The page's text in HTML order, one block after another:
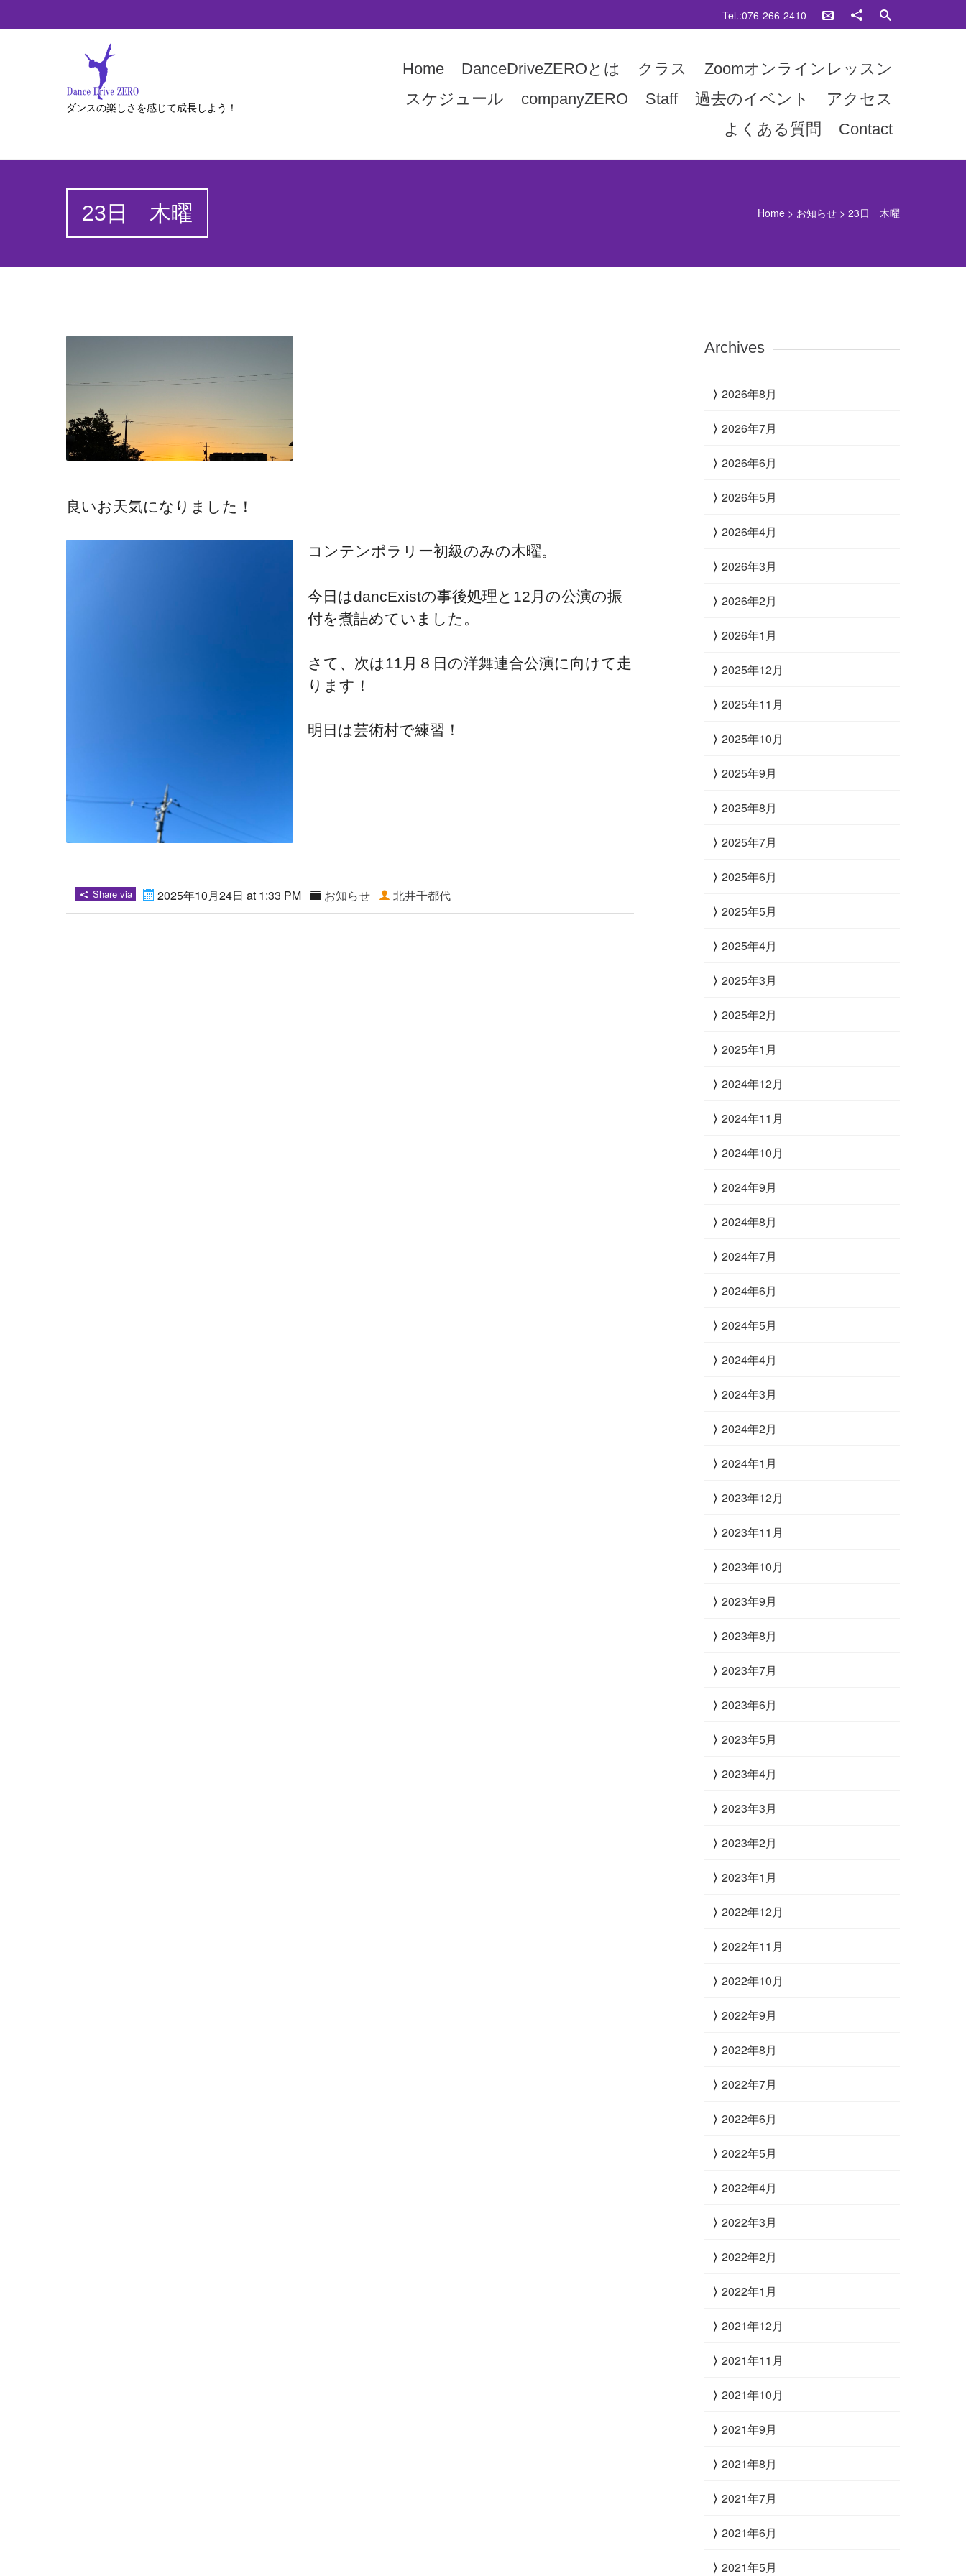
Tel.:076-266-2410
ダンスの楽しさを感じて成長しよう！
Home DanceDriveZEROとは クラス
Zoomオンラインレッスン
スケジュール
companyZERO Staff 過去のイベント
アクセス
よくある質問
Contact
23日 木曜 Home > お知らせ >23日 木曜
良いお天気になりました！
コンテンポラリー初級のみの木曜。
今日はdancExistの事後処理と12月の公演の振
付を煮詰めていました。
さて、次は11月８日の洋舞連合公演に向けて走
ります！
明日は芸術村で練習！
Share via 2025年10月24日 at 1:33 PM お知らせ 北井千都代
Archives
2026年8月
2026年7月
2026年6月
2026年5月
2026年4月
2026年3月
2026年2月
2026年1月
2025年12月
2025年11月
2025年10月
2025年9月
2025年8月
2025年7月
2025年6月
2025年5月
2025年4月
2025年3月
2025年2月
2025年1月
2024年12月
2024年11月
2024年10月
2024年9月
2024年8月
2024年7月
2024年6月
2024年5月
2024年4月
2024年3月
2024年2月
2024年1月
2023年12月
2023年11月
2023年10月
2023年9月
2023年8月
2023年7月
2023年6月
2023年5月
2023年4月
2023年3月
2023年2月
2023年1月
2022年12月
2022年11月
2022年10月
2022年9月
2022年8月
2022年7月
2022年6月
2022年5月
2022年4月
2022年3月
2022年2月
2022年1月
2021年12月
2021年11月
2021年10月
2021年9月
2021年8月
2021年7月
2021年6月
2021年5月